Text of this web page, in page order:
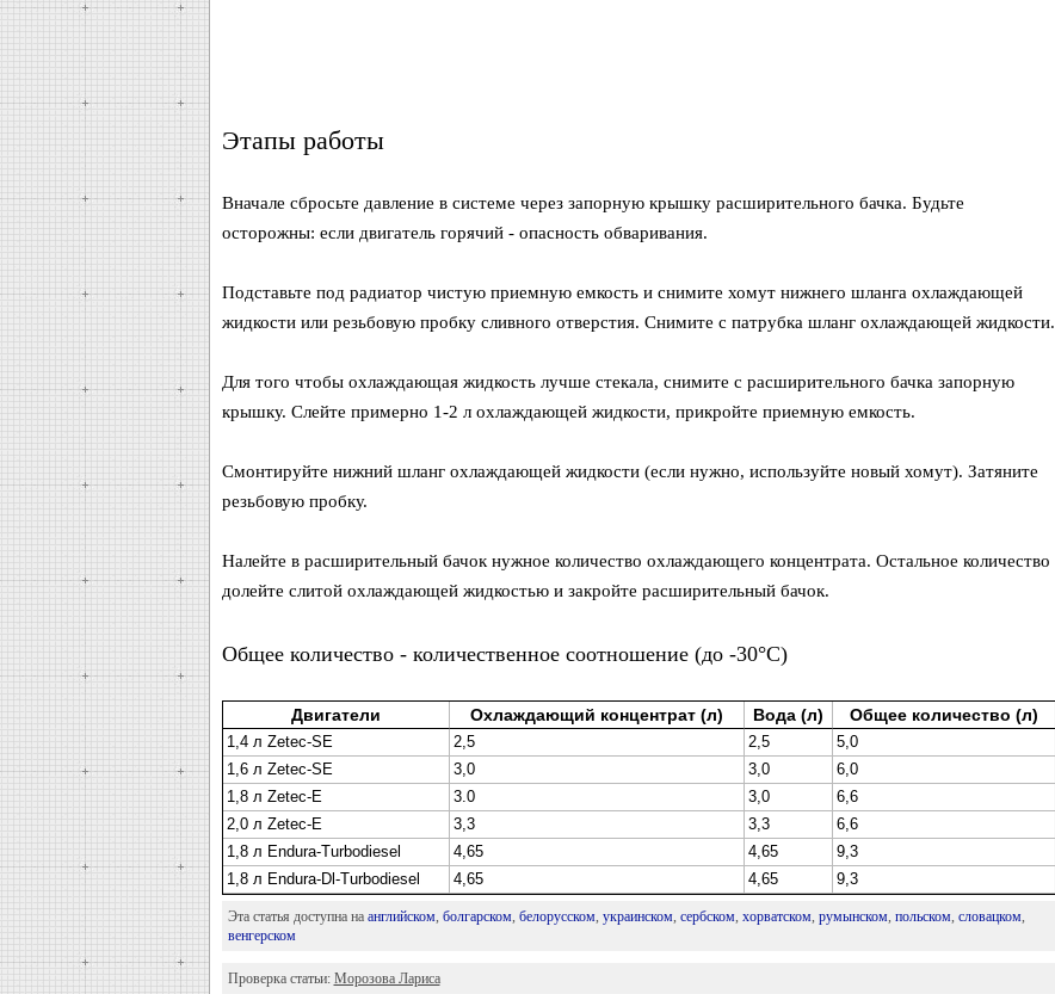
Этапы работы
Вначале сбросьте давление в системе через запорную крышку расширительного бачка. Будьте
осторожны: если двигатель горячий - опасность обваривания.
Подставьте под радиатор чистую приемную емкость и снимите хомут нижнего шланга охлаждающей
жидкости или резьбовую пробку сливного отверстия. Снимите с патрубка шланг охлаждающей жидкости.
Для того чтобы охлаждающая жидкость лучше стекала, снимите с расширительного бачка запорную
крышку. Слейте примерно 1-2 л охлаждающей жидкости, прикройте приемную емкость.
Смонтируйте нижний шланг охлаждающей жидкости (если нужно, используйте новый хомут). Затяните
резьбовую пробку.
Налейте в расширительный бачок нужное количество охлаждающего концентрата. Остальное количество
долейте слитой охлаждающей жидкостью и закройте расширительный бачок.
Общее количество - количественное соотношение (до -30°C)
Двигатели Охлаждающий концентрат (л) Вода (л) Общее количество (л)
1,4 л Zetec-SE 2,5 2,5
5,0
1,6 л Zetec-SE
3,0 3,0
6,0
1,8 л Zetec-E
3.0 3,0
6,6
2,0 л Zetec-Е
3,3 3,3
6,6
1,8 л Endura-Turbodiesel
4,65 4,65
9,3
1,8 л Endura-Dl-Turbodiesel
4,65 4,65 9,3
Эта статья доступна на английском, болгарском, белорусском, украинском, сербском, хорватском, румынском, польском, словацком,
венгерском
Проверка статьи: Морозова Лариса